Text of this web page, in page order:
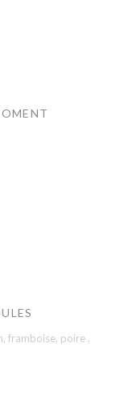
framboise, poire ,